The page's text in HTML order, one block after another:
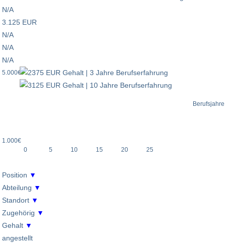
N/A
3.125 EUR
N/A
N/A
N/A
5.000€
1.000€
0
5 10 15 20 25
Berufsjahre
Position ▼
Abteilung ▼
Standort ▼
Zugehörig ▼
Gehalt ▼
angestellt